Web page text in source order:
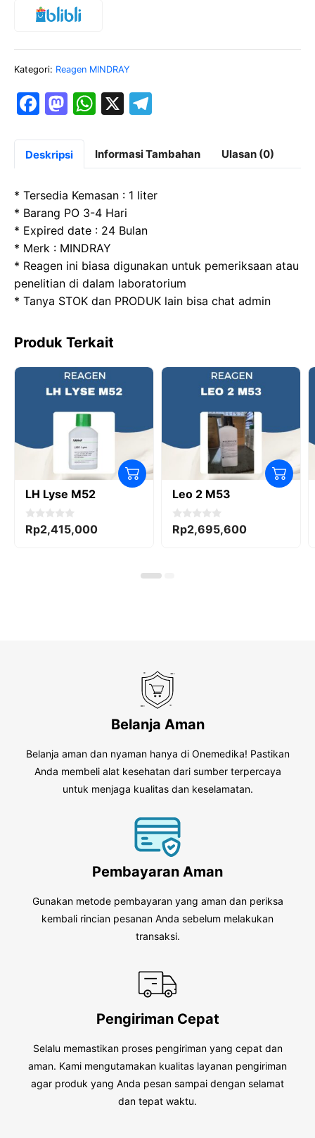
Kategori: Reagen MINDRAY
F
c
b
o
o
k
M
st
d
o
n
W
at
s
A
p
p
X
e
gr
a
Deskripsi Informasi Tambahan Ulasan (0)
* Tersedia Kemasan : 1 liter
* Barang PO 3-4 Hari
* Expired date : 24 Bulan
* Merk : MINDRAY
* Reagen ini biasa digunakan untuk pemeriksaan atau
penelitian di dalam laboratorium
* Tanya STOK dan PRODUK lain bisa chat admin
Produk Terkait
LH Lyse M52
0
o
Rp2,415,000
Leo 2 M53
0
o
Rp2,695,600
Belanja Aman
Belanja aman dan nyaman hanya di Onemedika! Pastikan
Anda membeli alat kesehatan dari sumber terpercaya
untuk menjaga kualitas dan keselamatan.
Pembayaran Aman
Gunakan metode pembayaran yang aman dan periksa
kembali rincian pesanan Anda sebelum melakukan
transaksi.
Pengiriman Cepat
Selalu memastikan proses pengiriman yang cepat dan
aman. Kami mengutamakan kualitas layanan pengiriman
agar produk yang Anda pesan sampai dengan selamat
dan tepat waktu.